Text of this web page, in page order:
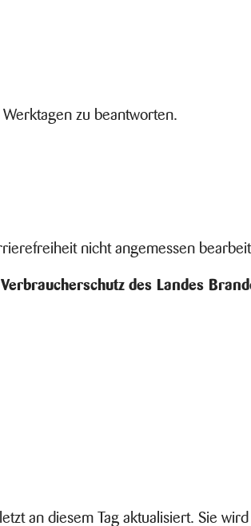
zu beantworten.
nicht angemessen
des Landes
an diesem Tag aktualisiert. Sie